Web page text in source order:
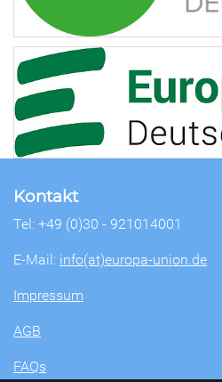
Kontakt
Tel: +49 (0)30 - 921014001
E-Mail: info(at)europa-union.de
Impressum
AGB
FAQs